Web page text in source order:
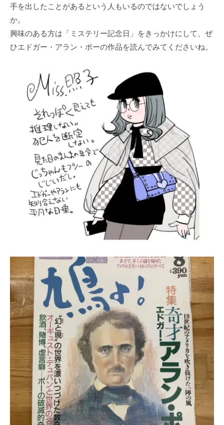
手を出したことがあるという人もいるのではないでしょう
か。
興味のある方は「ミステリー記念日」をきっかけにして、ぜ
ひエドガー・アラン・ポーの作品を読んでみてくださいね。